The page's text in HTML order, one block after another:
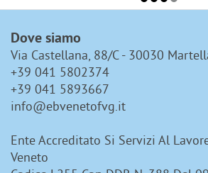
Dove siamo
Via Castellana, 88/C - 30030
+39 041 5802374
+39 041 5893667
info@ebvenetofvg.it
Ente Accreditato Si Servizi Al
Veneto